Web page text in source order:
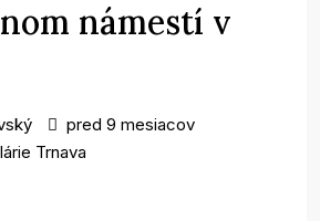
námestí v
pred 9 mesiacov
Trnava